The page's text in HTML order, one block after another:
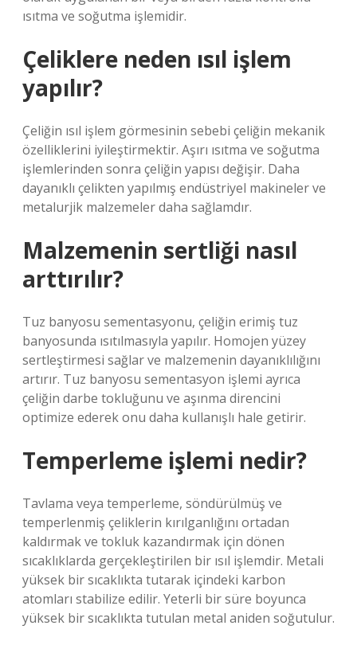
ısıtma ve soğutma işlemidir.
Çeliklere neden ısıl işlem
yapılır?
Çeliğin ısıl işlem görmesinin sebebi çeliğin mekanik
özelliklerini iyileştirmektir. Aşırı ısıtma ve soğutma
işlemlerinden sonra çeliğin yapısı değişir. Daha
dayanıklı çelikten yapılmış endüstriyel makineler ve
metalurjik malzemeler daha sağlamdır.
Malzemenin sertliği nasıl
arttırılır?
Tuz banyosu sementasyonu, çeliğin erimiş tuz
banyosunda ısıtılmasıyla yapılır. Homojen yüzey
sertleştirmesi sağlar ve malzemenin dayanıklılığını
artırır. Tuz banyosu sementasyon işlemi ayrıca
çeliğin darbe tokluğunu ve aşınma direncini
optimize ederek onu daha kullanışlı hale getirir.
Temperleme işlemi nedir?
Tavlama veya temperleme, söndürülmüş ve
temperlenmiş çeliklerin kırılganlığını ortadan
kaldırmak ve tokluk kazandırmak için dönen
sıcaklıklarda gerçekleştirilen bir ısıl işlemdir. Metali
yüksek bir sıcaklıkta tutarak içindeki karbon
atomları stabilize edilir. Yeterli bir süre boyunca
yüksek bir sıcaklıkta tutulan metal aniden soğutulur.